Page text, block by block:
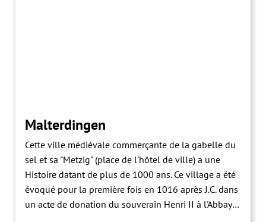
Malterdingen
Cette ville médiévale commerçante de la gabelle du
sel et sa "Metzig" (place de l'hôtel de ville) a une
Histoire datant de plus de 1000 ans. Ce village a été
évoqué pour la première fois en 1016 après J.C. dans
un acte de donation du souverain Henri II à l'Abbaye